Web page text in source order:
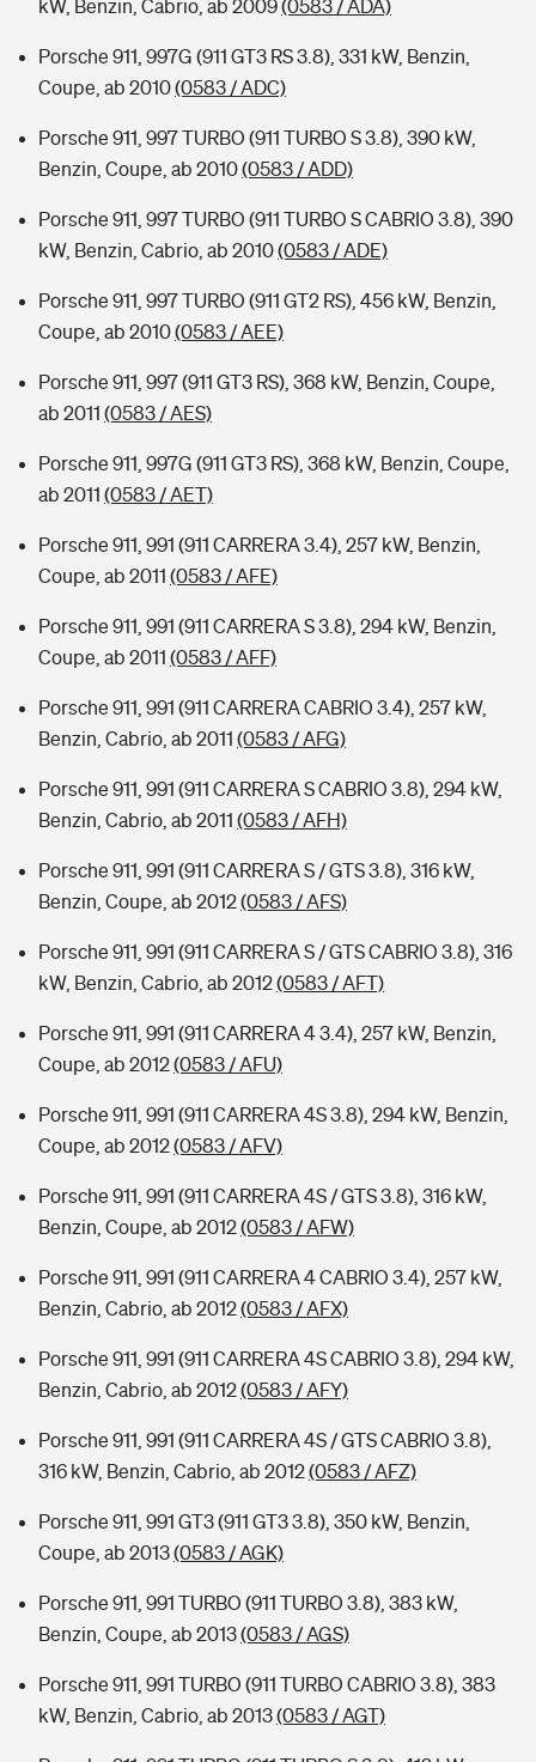
kW, Benzin, Cabrio, ab 2009(0583 / ADA)
Porsche 911, 997G (911 GT3 RS 3.8), 331 kW, Benzin,
Coupe, ab 2010(0583 / ADC)
Porsche 911, 997 TURBO (911 TURBO S 3.8), 390 kW,
Benzin, Coupe, ab 2010(0583 / ADD)
Porsche 911, 997 TURBO (911 TURBO S CABRIO 3.8), 390
kW, Benzin, Cabrio, ab 2010(0583 / ADE)
Porsche 911, 997 TURBO (911 GT2 RS), 456 kW, Benzin,
Coupe, ab 2010(0583 / AEE)
Porsche 911, 997 (911 GT3 RS), 368 kW, Benzin, Coupe,
ab 2011 (0583 / AES)
Porsche 911, 997G (911 GT3 RS), 368 kW, Benzin, Coupe,
ab 2011 (0583 / AET)
Porsche 911, 991 (911 CARRERA 3.4), 257 kW, Benzin,
Coupe, ab 2011 (0583 / AFE)
Porsche 911, 991 (911 CARRERA S 3.8), 294 kW, Benzin,
Coupe, ab 2011 (0583 / AFF)
Porsche 911, 991 (911 CARRERA CABRIO 3.4), 257 kW,
Benzin, Cabrio, ab 2011 (0583 / AFG)
Porsche 911, 991 (911 CARRERA S CABRIO 3.8), 294 kW,
Benzin, Cabrio, ab 2011 (0583 / AFH)
Porsche 911, 991 (911 CARRERA S / GTS 3.8), 316 kW,
Benzin, Coupe, ab 2012(0583 / AFS)
Porsche 911, 991 (911 CARRERA S / GTS CABRIO 3.8), 316
kW, Benzin, Cabrio, ab 2012(0583 / AFT)
Porsche 911, 991 (911 CARRERA 4 3.4), 257 kW, Benzin,
Coupe, ab 2012(0583 / AFU)
Porsche 911, 991 (911 CARRERA 4S 3.8), 294 kW, Benzin,
Coupe, ab 2012(0583 / AFV)
Porsche 911, 991 (911 CARRERA 4S / GTS 3.8), 316 kW,
Benzin, Coupe, ab 2012(0583 / AFW)
Porsche 911, 991 (911 CARRERA 4 CABRIO 3.4), 257 kW,
Benzin, Cabrio, ab 2012(0583 / AFX)
Porsche 911, 991 (911 CARRERA 4S CABRIO 3.8), 294 kW,
Benzin, Cabrio, ab 2012(0583 / AFY)
Porsche 911, 991 (911 CARRERA 4S / GTS CABRIO 3.8),
316 kW, Benzin, Cabrio, ab 2012(0583 / AFZ)
Porsche 911, 991 GT3 (911 GT3 3.8), 350 kW, Benzin,
Coupe, ab 2013(0583 / AGK)
Porsche 911, 991 TURBO (911 TURBO 3.8), 383 kW,
Benzin, Coupe, ab 2013(0583 / AGS)
Porsche 911, 991 TURBO (911 TURBO CABRIO 3.8), 383
kW, Benzin, Cabrio, ab 2013(0583 / AGT)